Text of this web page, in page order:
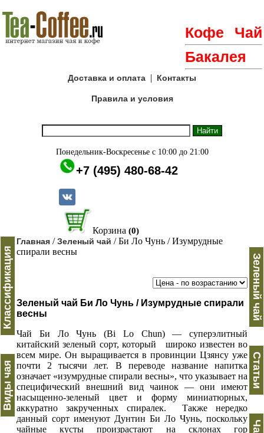
Кофе
Чай
Бакалея
Доставка и оплата | Контакты
Правила и условия
Понедельник-Воскресенье с 10:00 до 21:00
+7 (495) 480-68-42
Корзина (0)
Классификация
Виды чая
Главная /Зеленый чай / Би Ло Чунь / Изумрудные
спирали весны
Зеленый чай Би Ло Чунь / Изумрудные спирали
весны
Чай Би Ло Чунь (Bi Lo Chun) — суперэлитный
китайский зеленый сорт, который широко известен во
всем мире. Он выращивается в провинции Цзянсу уже
почти 2 тысячи лет. В переводе название напитка
означает «изумрудные спирали весны», что указывает на
специфический внешний вид чаинок — они имеют
насыщенно-зеленый цвет и форму миниатюрных,
аккуратно закрученных спиралек. Также нередко
данный сорт именуют Дунтин Би Ло Чунь, поскольку
чайные кусты произрастают на склонах гор
Зеленый чай
Статьи